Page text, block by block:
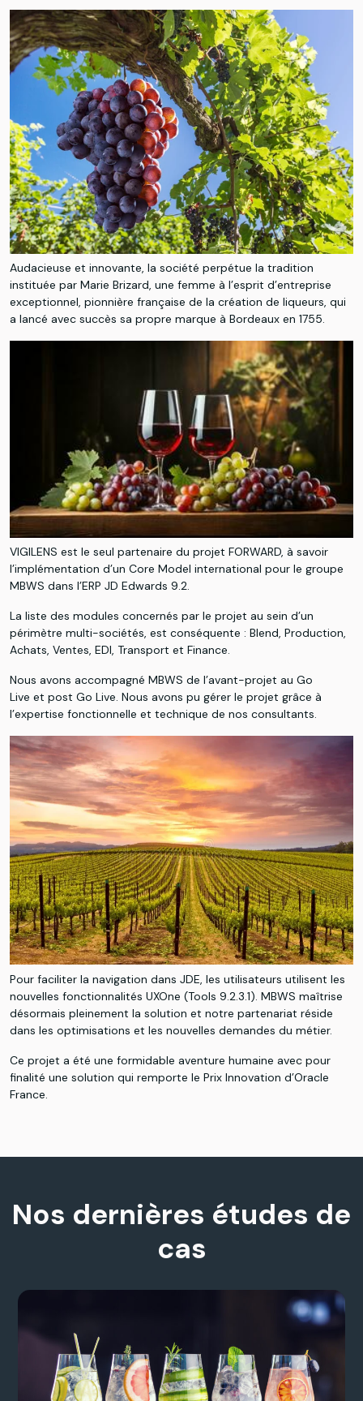
Audacieuse et innovante, la société perpétue la tradition
instituée par Marie Brizard, une femme à l’esprit d’entreprise
exceptionnel, pionnière française de la création de liqueurs, qui
a lancé avec succès sa propre marque à Bordeaux en 1755.
VIGILENS est le seul partenaire du projet FORWARD, à savoir
l’implémentation d’un Core Model international pour le groupe
MBWS dans l’ERP JD Edwards 9.2.​
​La liste des modules concernés par le projet au sein d’un
périmètre multi-sociétés, est conséquente : Blend, Production,
Achats, Ventes, EDI, Transport et Finance.​
Nous avons accompagné MBWS de l’avant-projet au Go
Live et post Go Live.​ Nous avons pu gérer le projet grâce à
l’expertise fonctionnelle et technique de nos consultants.
Pour faciliter la navigation dans JDE, les utilisateurs utilisent les
nouvelles fonctionnalités UXOne (Tools 9.2.3.1). MBWS maîtrise
désormais pleinement la solution et notre partenariat réside
dans les optimisations et les nouvelles demandes du métier.
Ce projet a été une formidable aventure humaine avec pour
finalité une solution qui remporte le Prix Innovation d’Oracle
France.
Nos dernières études de
cas